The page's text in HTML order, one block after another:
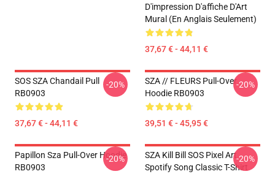
D'impression D'affiche D'Art
Mural (en Anglais Seulement)
37,67 € - 44,11 €
SOS SZA Chandail Pull
RB0903
37,67 € - 44,11 €
-20%
SZA // FLEURS Pull-Over
Hoodie RB0903
39,51 € - 45,95 €
-20%
Papillon Sza Pull-Over Hoodie
RB0903
-20%
SZA Kill Bill SOS Pixel Art
Spotify Song Classic T-Shirt
-20%